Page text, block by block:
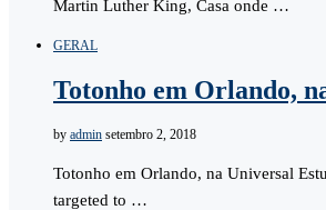
Martin Luther King, Casa onde …
GERAL
Totonho em Orlando,
by admin setembro 2, 2018
Totonho em Orlando, na Universal
targeted to …